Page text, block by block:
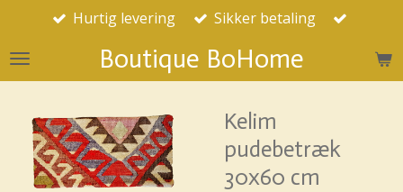
Spring
hovedindhold Boutique BoHome
Hurtig levering Sikker betaling
Kelim
pudebetræk
30x60 cm